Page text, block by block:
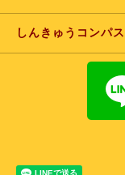
しんきゅうコンパス